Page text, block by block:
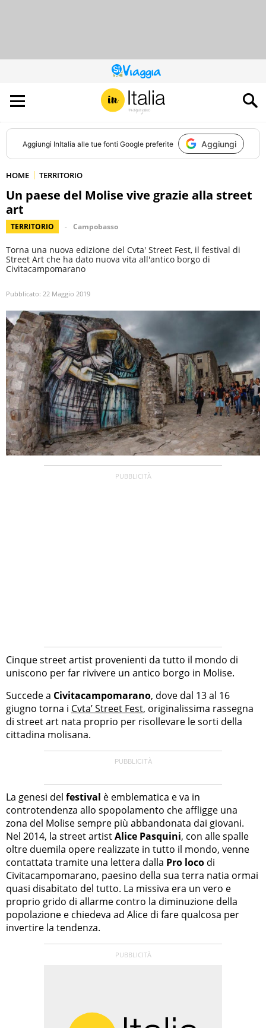
QUESTO
SITO
CONTRIBUISCE
ALL’AUDIENCE
DI
Aggiungi InItalia alle tue fonti Google preferite Aggiungi
HOME TERRITORIO
Un paese del Molise vive grazie alla street
art
TERRITORIO Campobasso
Torna una nuova edizione del Cvta' Street Fest, il festival di
Street Art che ha dato nuova vita all'antico borgo di
Civitacampomarano
Pubblicato: 22 Maggio 2019
Cinque street artist provenienti da tutto il mondo di
uniscono per far rivivere un antico borgo in Molise.
Succede a Civitacampomarano, dove dal 13 al 16
giugno torna i Cvta’ Street Fest, originalissima rassegna
di street art nata proprio per risollevare le sorti della
cittadina molisana.
La genesi del festival è emblematica e va in
controtendenza allo spopolamento che affligge una
zona del Molise sempre più abbandonata dai giovani.
Nel 2014, la street artistAlice Pasquini, con alle spalle
oltre duemila opere realizzate in tutto il mondo, venne
contattata tramite una lettera dalla Pro loco di
Civitacampomarano, paesino della sua terra natia ormai
quasi disabitato del tutto. La missiva era un vero e
proprio grido di allarme contro la diminuzione della
popolazione e chiedeva ad Alice di fare qualcosa per
invertire la tendenza.